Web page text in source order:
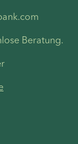
Beratung.